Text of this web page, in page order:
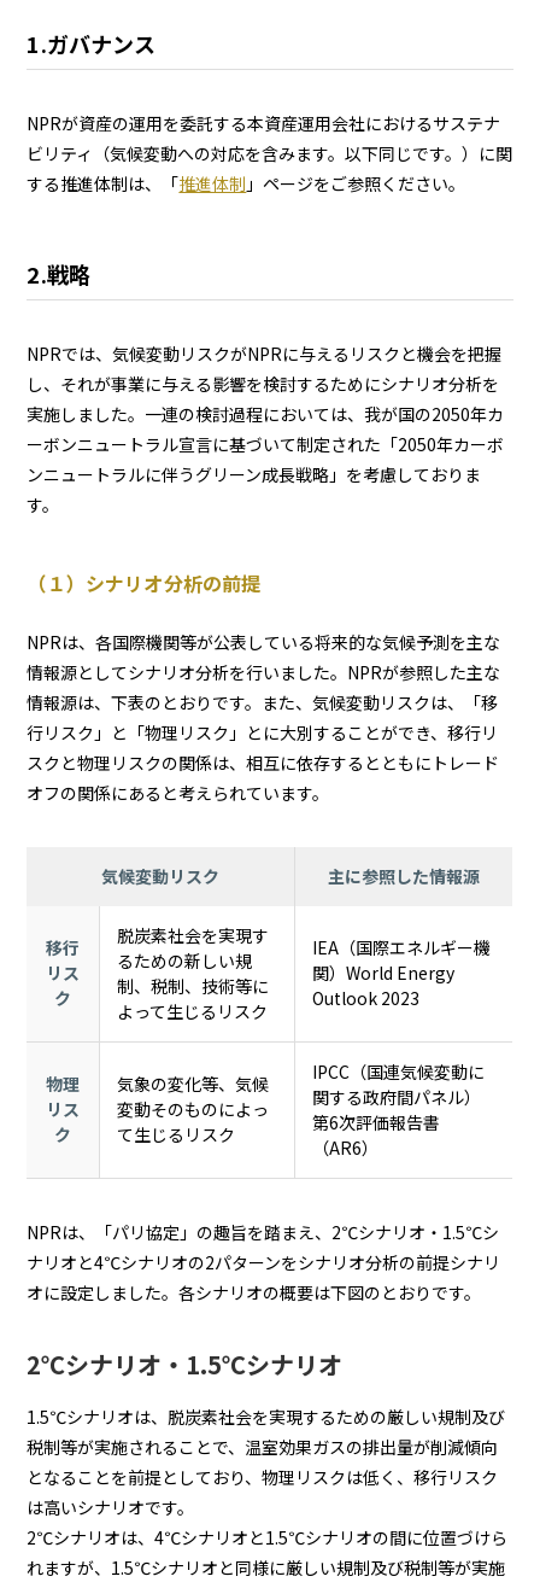
1.ガバナンス
NPRが資産の運用を委託する本資産運用会社におけるサステナ
ビリティ（気候変動への対応を含みます。以下同じです。）に関
する推進体制は、「推進体制 」ページをご参照ください。
2.戦略
NPRでは、気候変動リスクがNPRに与えるリスクと機会を把握
し、それが事業に与える影響を検討するためにシナリオ分析を
実施しました。一連の検討過程においては、我が国の2050年カ
ーボンニュートラル宣言に基づいて制定された「2050年カーボ
ンニュートラルに伴うグリーン成長戦略」を考慮しておりま
す。
（１）シナリオ分析の前提
NPRは、各国際機関等が公表している将来的な気候予測を主な
情報源としてシナリオ分析を行いました。NPRが参照した主な
情報源は、下表のとおりです。また、気候変動リスクは、「移
行リスク」と「物理リスク」とに大別することができ、移行リ
スクと物理リスクの関係は、相互に依存するとともにトレード
オフの関係にあると考えられています。
気候変動リスク 主に参照した情報源
移行
リス
ク
脱炭素社会を実現す
るための新しい規
制、税制、技術等に
よって生じるリスク
IEA（国際エネルギー機
関）World Energy
Outlook 2023
物理
リス
ク
気象の変化等、気候
変動そのものによっ
て生じるリスク
IPCC（国連気候変動に
関する政府間パネル）
第6次評価報告書
（AR6）
NPRは、「パリ協定」の趣旨を踏まえ、2℃シナリオ・1.5℃シ
ナリオと4℃シナリオの2パターンをシナリオ分析の前提シナリ
オに設定しました。各シナリオの概要は下図のとおりです。
2℃シナリオ・1.5℃シナリオ
1.5℃シナリオは、脱炭素社会を実現するための厳しい規制及び
税制等が実施されることで、温室効果ガスの排出量が削減傾向
となることを前提としており、物理リスクは低く、移行リスク
は高いシナリオです。
2℃シナリオは、4℃シナリオと1.5℃シナリオの間に位置づけら
れますが、1.5℃シナリオと同様に厳しい規制及び税制等が実施